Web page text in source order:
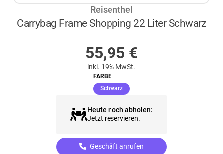
Reisenthel
Carrybag Frame Shopping 22 Liter Schwarz
55,95 €
inkl. 19% MwSt.
FARBE
Schwarz(ausgewählt)
Heute noch abholen:
Jetzt reservieren.
Geschäft anrufen